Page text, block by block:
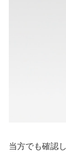
当方でも確認